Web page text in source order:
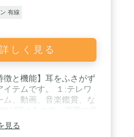
有線
しく見る
徴と機能】耳をふさがず
テムです。 １:テレワ
ム、動画、音楽鑑賞、な
りの音が騒がしくて
と聞こえます。そして、
見る